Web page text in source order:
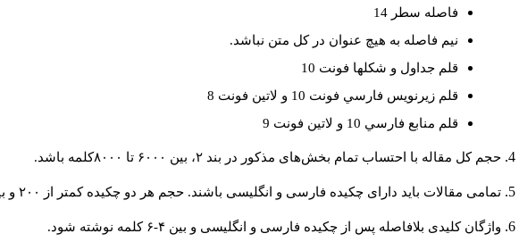
فاصله سطر 14
نيم فاصله به هيچ عنوان در كل متن نباشد.
قلم جداول و شكلها فونت 10
قلم زيرنويس فارسي فونت 10 و لاتين فونت 8
قلم منابع فارسي 10 و لاتين فونت 9
حجم کل مقاله با احتساب تمام بخش‌های مذکور در بند ۲، بین ۶۰۰۰ تا ۸۰۰۰کلمه باشد.
تمامی مقالات باید دارای چکیده فارسی و انگلیسی باشند. حجم هر دو چکیده کمتر از ۲۰۰ و بیشتر از ۲۵۰ کلمه نباشد.
واژگان کلیدی بلافاصله پس از چکیده فارسی و انگلیسی و بین ۴-۶ کلمه نوشته شود.